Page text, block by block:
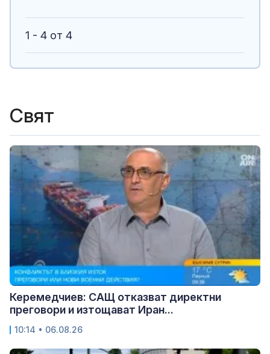
1 - 4 от 4
Свят
Керемедчиев: САЩ отказват директни
преговори и изтощават Иран...
10:14 • 06.08.26